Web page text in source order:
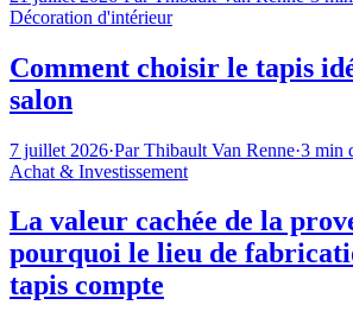
Décoration d'intérieur
Comment choisir le tapis
salon
7 juillet 2026·Par Thibault Van Renne·3 min
Achat & Investissement
La valeur cachée de la
pourquoi le lieu de
tapis compte